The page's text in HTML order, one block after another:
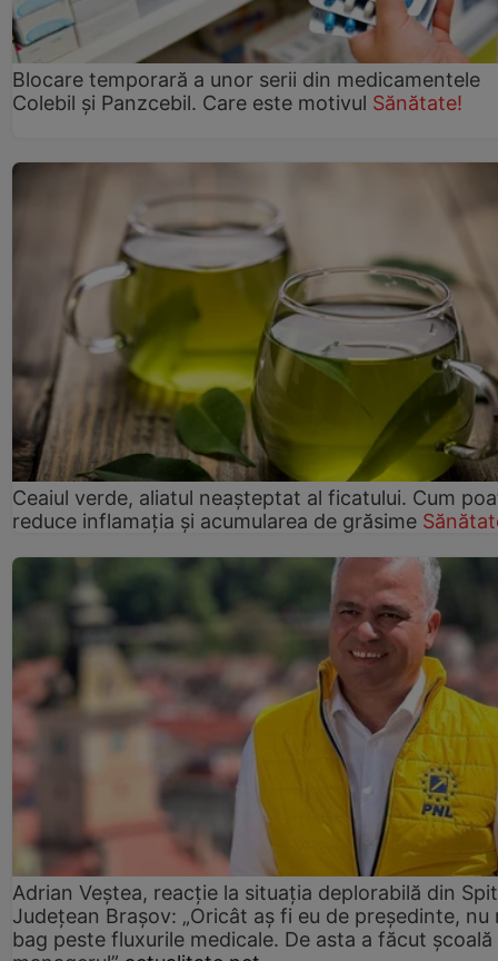
Blocare temporară a unor serii din medicamentele
Colebil și Panzcebil. Care este motivul Sănătate!
Ceaiul verde, aliatul neașteptat al ficatului. Cum
reduce inflamația și acumularea de grăsime
Adrian Veștea, reacție la situația deplorabilă din
Județean Brașov: „Oricât aș fi eu de președinte, nu
bag peste fluxurile medicale. De asta a făcut școală